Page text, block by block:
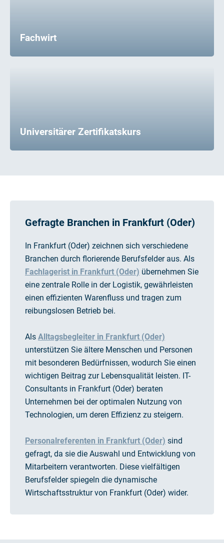
Fachwirt
Universitärer Zertifikatskurs
Gefragte Branchen in Frankfurt (Oder)
In Frankfurt (Oder) zeichnen sich verschiedene
Branchen durch florierende Berufsfelder aus. Als
Fachlagerist in Frankfurt (Oder) übernehmen Sie
eine zentrale Rolle in der Logistik, gewährleisten
einen effizienten Warenfluss und tragen zum
reibungslosen Betrieb bei.
Als Alltagsbegleiter in Frankfurt (Oder)
unterstützen Sie ältere Menschen und Personen
mit besonderen Bedürfnissen, wodurch Sie einen
wichtigen Beitrag zur Lebensqualität leisten. IT-
Consultants in Frankfurt (Oder) beraten
Unternehmen bei der optimalen Nutzung von
Technologien, um deren Effizienz zu steigern.
Personalreferenten in Frankfurt (Oder) sind
gefragt, da sie die Auswahl und Entwicklung von
Mitarbeitern verantworten. Diese vielfältigen
Berufsfelder spiegeln die dynamische
Wirtschaftsstruktur von Frankfurt (Oder) wider.